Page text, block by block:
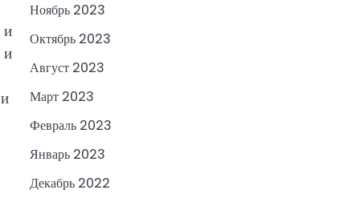
и
и
Ноябрь 2023
Октябрь 2023
Август 2023
Март 2023
Февраль 2023
Январь 2023
Декабрь 2022